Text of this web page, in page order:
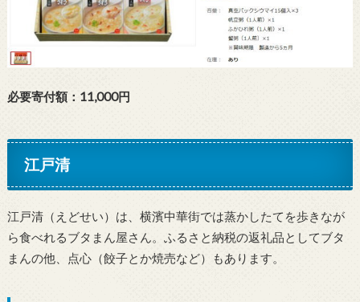
必要寄付額：11,000円
江戸清
江戸清（えどせい）は、横濱中華街では蒸かしたてを歩きなが
ら食べれるブタまん屋さん。ふるさと納税の返礼品としてブタ
まんの他、点心（餃子とか焼売など）もあります。